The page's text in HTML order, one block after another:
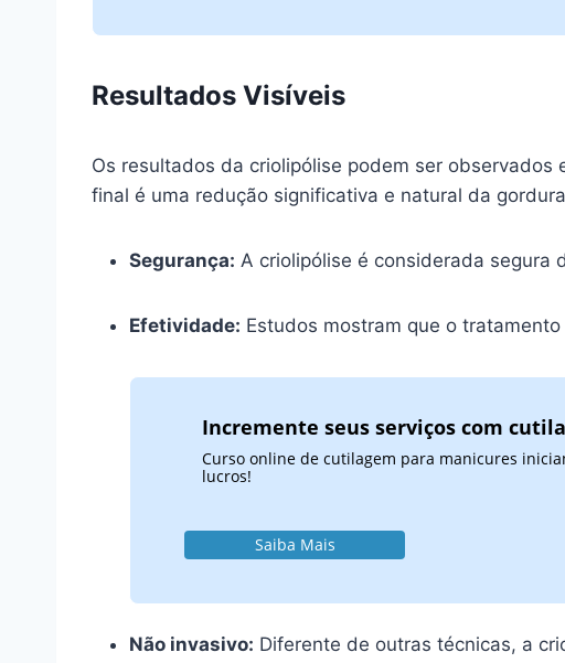
Resultados Visíveis
Os resultados da criolipólise podem ser
final é uma redução significativa e natural da
Segurança: A criolipólise é considerada segura
Efetividade: Estudos mostram que o
Incremente seus serviços com
Curso online de cutilagem para manicures
lucros!
Saiba Mais
Não invasivo: Diferente de outras técnicas, a